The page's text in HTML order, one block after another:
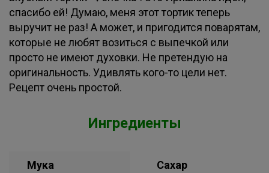
спасибо ей! Думаю, меня этот тортик теперь
выручит не раз! А может, и пригодится поварятам,
которые не любят возиться с выпечкой или
просто не имеют духовки. Не претендую на
оригинальность. Удивлять кого-то цели нет.
Рецепт очень простой.
Ингредиенты
Мука
Сахар